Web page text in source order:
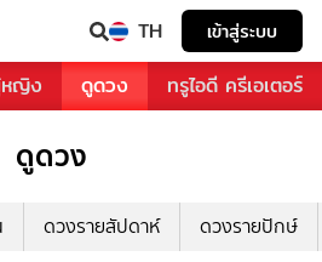
TH เข้าสู่ระบบ
ญิง ดูดวง ทรูไอดี ครีเอเตอร์
ดูดวง
ดวงรายสัปดาห์ ดวงรายปักษ์